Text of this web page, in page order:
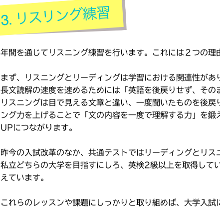
年間を通じてリスニング練習を行います。これには２つの理
まず、リスニングとリーディングは学習における関連性があ
長文読解の速度を速めるためには「英語を後戻りせず、その
リスニングは目で見える文章と違い、一度聞いたものを後
ング力を上げることで「文の内容を一度で理解する力」を
UPにつながります。
昨今の入試改革のなか、共通テストではリーディングとリス
私立どちらの大学を目指すにしろ、英検2級以上を取得して
えています。
これらのレッスンや課題にしっかりと取り組めば、大学入